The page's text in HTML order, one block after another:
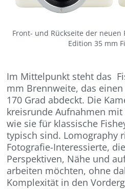
Front- und Rückseite der neuen
Edition 35 mm
Im Mittelpunkt steht das
mm Brennweite, das
170 Grad abdeckt. Die
kreisrunde Aufnahmen
wie sie für klassische
typisch sind. Lomography
Fotografie-Interessierte,
Perspektiven, Nähe und
arbeiten möchten, ohne
Komplexität in den